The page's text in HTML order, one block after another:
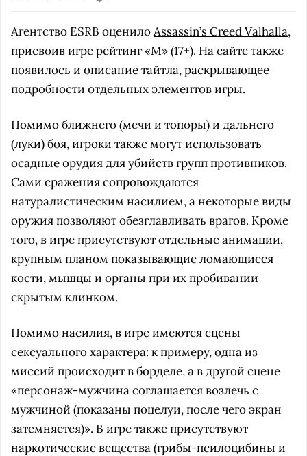
Агентство ESRB оценилоAssassin’s Creed Valhalla,
присвоив игре рейтинг «М» (17+). На сайте также
появилось и описание тайтла, раскрывающее
подробности отдельных элементов игры.
Помимо ближнего (мечи и топоры) и дальнего
(луки) боя, игроки также могут использовать
осадные орудия для убийств групп противников.
Сами сражения сопровождаются
натуралистическим насилием, а некоторые виды
оружия позволяют обезглавливать врагов. Кроме
того, в игре присутствуют отдельные анимации,
крупным планом показывающие ломающиеся
кости, мышцы и органы при их пробивании
скрытым клинком.
Помимо насилия, в игре имеются сцены
сексуального характера: к примеру, одна из
миссий происходит в борделе, а в другой сцене
«персонаж-мужчина соглашается возлечь с
мужчиной (показаны поцелуи, после чего экран
затемняется)». В игре также присутствуют
наркотические вещества (грибы-псилоцибины и